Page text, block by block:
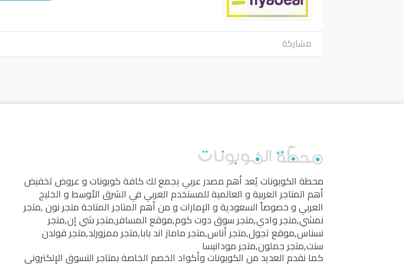
مشاركة
محطة الكوبوناتيُعد أهم مصدر عربي يجمع لك كافة كوبونات و عروض تخفيض
أهم المتاجر العربية و العالمية للمستخدم العربي في الشرق الأوسط و الخليج
العربي و خصوصاً السعودية و الإمارات و من أهم المتاجر المتاحةمتجر نون,متجر
نمشي,متجر وادي,متجر سوق دوت كوم,موقع المسافر,متجر شي إن,متجر
نسناس,موقع تجول,متجر أناس,متجر ماماز اند بابا,متجر ممزورلد,متجر قولدن
سنت,متجر جملون,متجر مودانيسا
كما نقدم العديد من الكوبونات وأكواد الخصم الخاصة بمتاجر التسوق الإلكتروني